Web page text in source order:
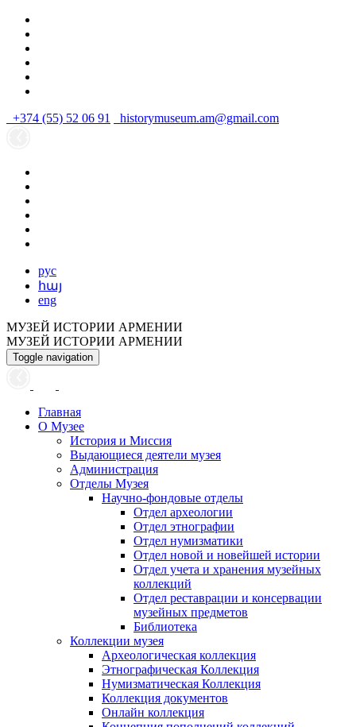
+374 (55) 52 06 91 historymuseum.am@gmail.com
рус
հայ
eng
МУЗЕЙ ИСТОРИИ АРМЕНИИ
МУЗЕЙ ИСТОРИИ АРМЕНИИ
Toggle navigation
Главная
О Музее
История и Миссия
Выдающиеся деятели музея
Администрация
Отделы Музея
Научно-фондовые отделы
Отдел археологии
Отдел этнографии
Отдел нумизматики
Отдел новой и новейшей истории
Отдел учета и хранения музейных
коллекций
Отдел реставрации и консервации
музейных предметов
Библиотека
Коллекции музея
Археологическая коллекция
Этнографическая Коллекция
Нумизматическая Коллекция
Коллекция документов
Онлайн коллекция